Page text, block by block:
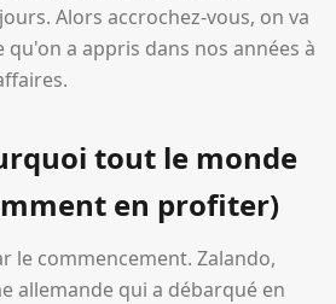
Alors accrochez-vous, on va
a appris dans nos années à
tout le monde
en profiter)
le commencement. Zalando,
allemande qui a débarqué en